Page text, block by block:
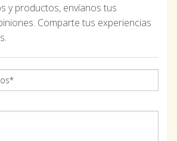
y productos, envíanos tus
Comparte tus experiencias